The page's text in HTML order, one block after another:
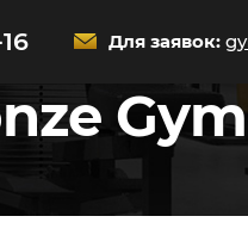
Для заявок:
Gym